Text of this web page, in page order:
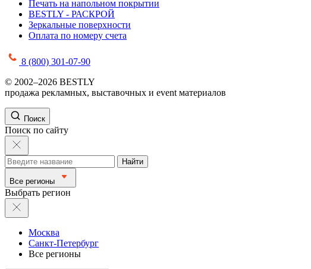
Печать на напольном покрытии
BESTLY - РАСКРОЙ
Зеркальные поверхности
Оплата по номеру счета
8 (800) 301-07-90
© 2002–2026 BESTLY
продажа рекламных, выставочных и event материалов
Поиск
Поиск по сайту
Найти
Все регионы
Выбрать регион
Москва
Санкт-Петербург
Все регионы